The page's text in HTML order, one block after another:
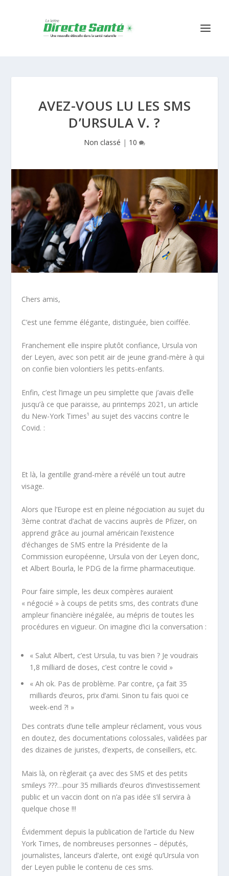
AVEZ-VOUS LU LES SMS
D’URSULA V. ?
Non classé | 10
Chers amis,
C’est une femme élégante, distinguée, bien coiffée.
Franchement elle inspire plutôt confiance, Ursula von
der Leyen, avec son petit air de jeune grand-mère à qui
on confie bien volontiers les petits-enfants.
Enfin, c’est l’image un peu simplette que j’avais d’elle
jusqu’à ce que paraisse, au printemps 2021, un article
du New-York Times¹ au sujet des vaccins contre le
Covid. :
Et là, la gentille grand-mère a révélé un tout autre
visage.
Alors que l’Europe est en pleine négociation au sujet du
3ème contrat d’achat de vaccins auprès de Pfizer, on
apprend grâce au journal américain l’existence
d’échanges de SMS entre la Présidente de la
Commission européenne, Ursula von der Leyen donc,
et Albert Bourla, le PDG de la firme pharmaceutique.
Pour faire simple, les deux compères auraient
« négocié » à coups de petits sms, des contrats d’une
ampleur financière inégalée, au mépris de toutes les
procédures en vigueur. On imagine d’ici la conversation :
« Salut Albert, c’est Ursula, tu vas bien ? Je voudrais
1,8 milliard de doses, c’est contre le covid »
« Ah ok. Pas de problème. Par contre, ça fait 35
milliards d’euros, prix d’ami. Sinon tu fais quoi ce
week-end ?! »
Des contrats d’une telle ampleur réclament, vous vous
en doutez, des documentations colossales, validées par
des dizaines de juristes, d’experts, de conseillers, etc.
Mais là, on règlerait ça avec des SMS et des petits
smileys ???…pour 35 milliards d’euros d’investissement
public et un vaccin dont on n’a pas idée s’il servira à
quelque chose !!!
Évidemment depuis la publication de l’article du New
York Times, de nombreuses personnes – députés,
journalistes, lanceurs d’alerte, ont exigé qu’Ursula von
der Leyen publie le contenu de ces sms.